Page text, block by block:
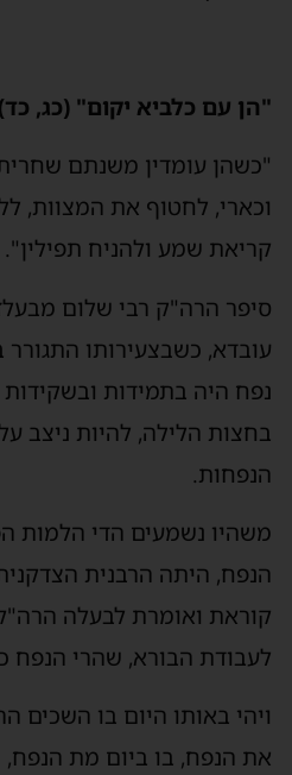
"הן עם כלביא יקום" (כג, כד)
"כשהן עומדין משנתם
וכארי, לחטוף את המצוות,
קריאת שמע ולהניח
סיפר הרה"ק רבי שלום
עובדא, כשבצעירותו התגורר
נפח היה בתמידות
בחצות הלילה, להיות ניצב
הנפחות.
משהיו נשמעים הדי הלמות
הנפח, היתה הרבנית
קוראת ואומרת לבעלה
לעבודת הבורא, שהרי הנפח
ויהי באותו היום בו השכים
את הנפח, בו ביום מת הנפח,